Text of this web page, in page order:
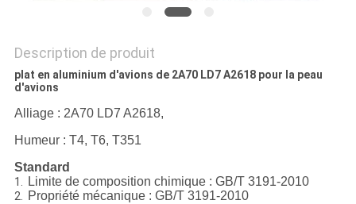
Description de produit
plat en aluminium d'avions de 2A70 LD7 A2618 pour la peau
d'avions
Alliage : 2A70 LD7 A2618,
Humeur : T4, T6, T351
Standard
1. Limite de composition chimique : GB/T 3191-2010
2. Propriété mécanique : GB/T 3191-2010